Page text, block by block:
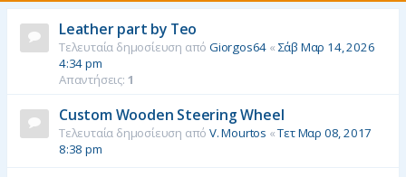
Leather part by Teo
Τελευταία δημοσίευση απόGiorgos64 « Σάβ Μαρ 14, 2026
4:34 pm
Απαντήσεις: 1
Custom Wooden Steering Wheel
Τελευταία δημοσίευση απόV. Mourtos «Τετ Μαρ 08, 2017
8:38 pm